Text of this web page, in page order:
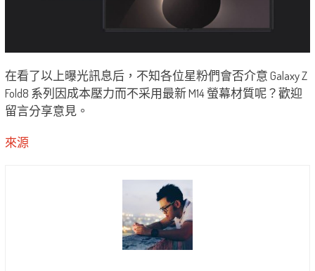
在看了以上曝光訊息后，不知各位星粉們會否介意 Galaxy Z
Fold8 系列因成本壓力而不采用最新 M14 螢幕材質呢？歡迎
留言分享意見。
來源